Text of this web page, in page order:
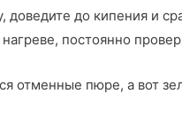
до кипения и
постоянно
отменные пюре, а вот